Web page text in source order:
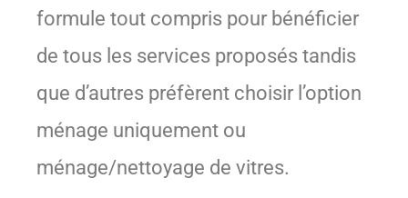
formule tout compris pour bénéficier
de tous les services proposés tandis
que d’autres préfèrent choisir l’option
ménage uniquement ou
ménage/nettoyage de vitres.